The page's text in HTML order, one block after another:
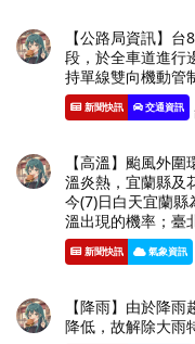
【公路局資訊】
段，於全車道進行
持單線雙向機動管
新聞快訊 交通資訊
【高溫】颱風外
溫炎熱，宜蘭縣及
今(7)日白天宜蘭
溫出現的機率；臺
新聞快訊 氣象資訊
【降雨】由於降
降低，故解除大雨